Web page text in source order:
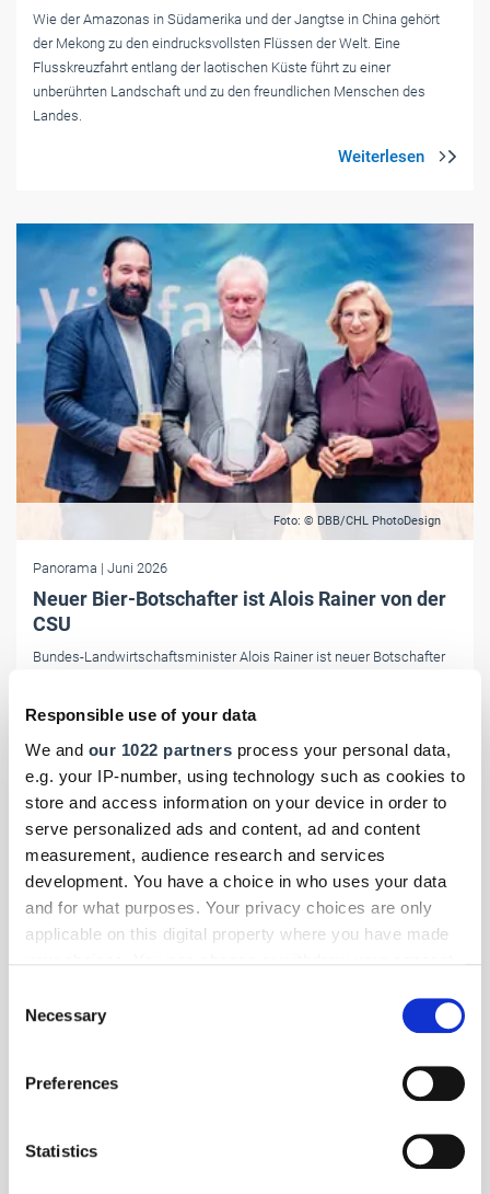
Responsible use of your data
We and our 1022 partners process your personal data,
e.g. your IP-number, using technology such as cookies to
store and access information on your device in order to
serve personalized ads and content, ad and content
measurement, audience research and services
development. You have a choice in who uses your data
and for what purposes. Your privacy choices are only
applicable on this digital property where you have made
the Privacy trigger icon.
Collect information about your geographical location
Identify your device by actively scanning it for
Selection
Necessary
Preferences
Statistics
Wie der Amazonas in Südamerika und der Jangtse in China gehört
der Mekong zu den eindrucksvollsten Flüssen der Welt. Eine
Flusskreuzfahrt entlang der laotischen Küste führt zu einer
unberührten Landschaft und zu den freundlichen Menschen des
Landes.
Foto: © DBB/CHL PhotoDesign
Panorama | Juni 2026
Neuer Bier-Botschafter ist Alois Rainer von der
CSU
Bundes-Landwirtschaftsminister Alois Rainer ist neuer Botschafter
Vogel aus Hannover.
Foto: © yanalyso/123RF.com